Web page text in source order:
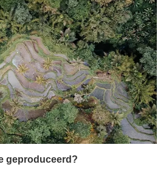
geproduceerd?